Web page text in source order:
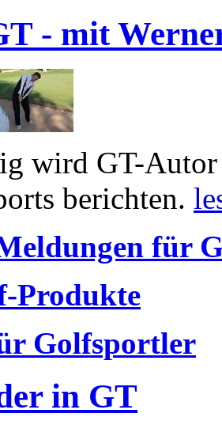
- mit
wird GT-
berichten.
für
Produkte
Golfsportler
in GT